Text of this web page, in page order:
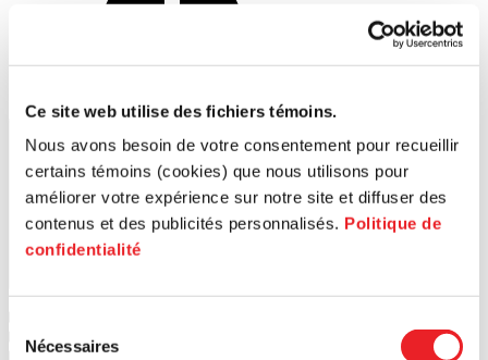
Ce site web utilise des fichiers témoins.
Nous avons besoin de votre consentement pour recueillir
certains témoins (cookies) que nous utilisons pour
améliorer votre expérience sur notre site et diffuser des
contenus et des publicités personnalisés. Politique de
confidentialité
Nécessaires
2 PME MTL Centre-Ouest
3 PME MTL Grand Sud-Ouest